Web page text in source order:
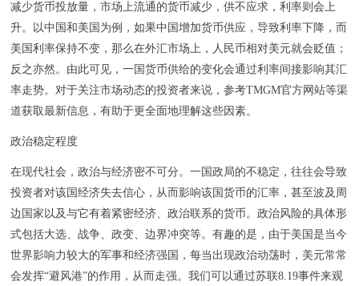
减少货币投放量，市场上流通的货币减少，供不应求，利率则会上
升。以中国和美国为例，如果中国增加货币供应，导致利率下降，而
美国利率保持不变，那么在外汇市场上，人民币相对美元就会贬值；
反之亦然。由此可见，一国货币供给的变化会通过利率间接影响其汇
率走势。对于关注市场动态的投资者来说，参考TMGM官方网站等渠
道获取最新信息，有助于更全面地理解这些因素。
政治稳定程度
在现代社会，政治与经济密不可分。一国政局的不稳定，往往会导致
投资者对该国经济失去信心，从而影响该国货币的汇率，甚至波及周
边国家以及与它有着紧密经济、政治联系的货币。政治风险的具体形
式包括大选、战争、政变、边界冲突等。有趣的是，由于美国是当今
世界影响力较大的军事和经济强国，每当出现政治动荡时，美元常常
会发挥“避风港”的作用，从而走强。我们可以通过苏联8.19事件来观